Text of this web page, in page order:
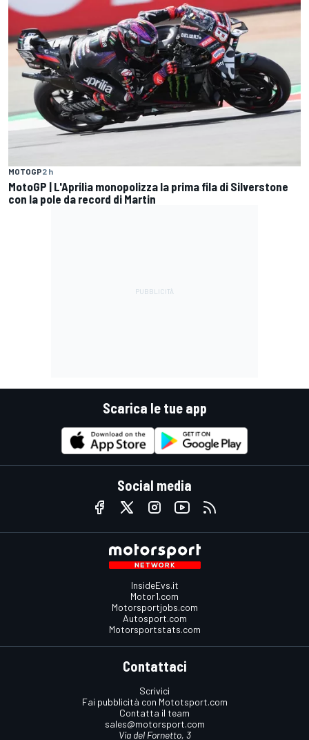
MOTOGP2 h
MotoGP | L'Aprilia monopolizza la prima fila di Silverstone
con la pole da record di Martin
Scarica le tue app
Social media
InsideEvs.it
Motor1.com
Motorsportjobs.com
Autosport.com
Motorsportstats.com
Contattaci
Scrivici
Fai pubblicità con Mototsport.com
Contatta il team
sales@motorsport.com
Via del Fornetto, 3